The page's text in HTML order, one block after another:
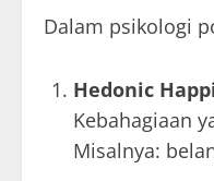
Dalam psikologi
Hedonic
Kebahagiaan
Misalnya: